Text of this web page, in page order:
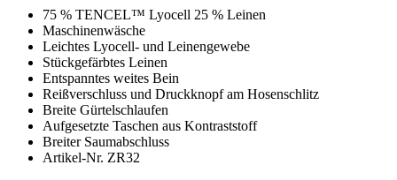
75 % TENCEL™ Lyocell 25 % Leinen
Maschinenwäsche
Leichtes Lyocell- und Leinengewebe
Stückgefärbtes Leinen
Entspanntes weites Bein
Reißverschluss und Druckknopf am Hosenschlitz
Breite Gürtelschlaufen
Aufgesetzte Taschen aus Kontraststoff
Breiter Saumabschluss
Artikel-Nr. ZR32